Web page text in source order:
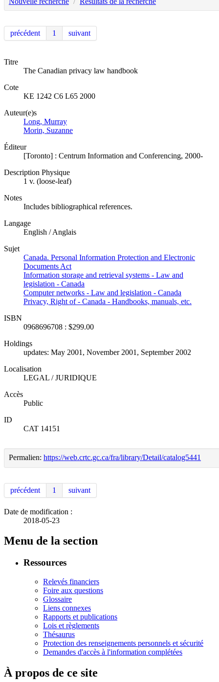
précédent 1 suivant
Titre
The Canadian privacy law handbook
Cote
KE 1242 C6 L65 2000
Auteur(e)s
Long, Murray
Morin, Suzanne
Éditeur
[Toronto] : Centrum Information and Conferencing, 2000-
Description Physique
1 v. (loose-leaf)
Notes
Includes bibliographical references.
Langage
English / Anglais
Sujet
Canada. Personal Information Protection and Electronic
Documents Act
Information storage and retrieval systems - Law and
legislation - Canada
Computer networks - Law and legislation - Canada
Privacy, Right of - Canada - Handbooks, manuals, etc.
ISBN
0968696708 : $299.00
Holdings
updates: May 2001, November 2001, September 2002
Localisation
LEGAL / JURIDIQUE
Accès
Public
ID
CAT 14151
Permalien: https://web.crtc.gc.ca/fra/library/Detail/catalog5441
précédent 1 suivant
Date de modification :
2018-05-23
Menu de la section
Ressources
Relevés financiers
Foire aux questions
Glossaire
Liens connexes
Rapports et publications
Lois et règlements
Thésaurus
Protection des renseignements personnels et sécurité
Demandes d'accès à l'information complétées
À propos de ce site